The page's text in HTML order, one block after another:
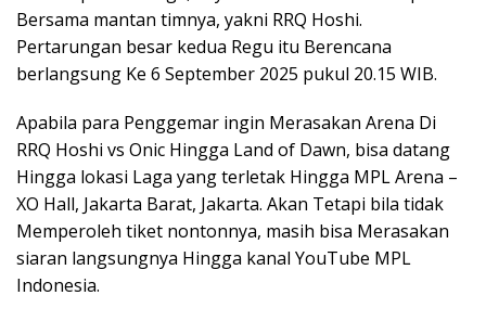
Bersama mantan timnya, yakni RRQ Hoshi.
Pertarungan besar kedua Regu itu Berencana
berlangsung Ke 6 September 2025 pukul 20.15 WIB.
Apabila para Penggemar ingin Merasakan Arena Di
RRQ Hoshi vs Onic Hingga Land of Dawn, bisa datang
Hingga lokasi Laga yang terletak Hingga MPL Arena –
XO Hall, Jakarta Barat, Jakarta. Akan Tetapi bila tidak
Memperoleh tiket nontonnya, masih bisa Merasakan
siaran langsungnya Hingga kanal YouTube MPL
Indonesia.